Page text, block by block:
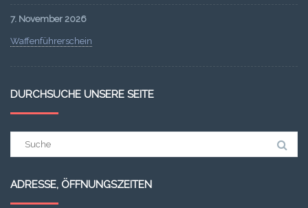
7. November 2026
Waffenführerschein
DURCHSUCHE UNSERE SEITE
Suchergebnis
ADRESSE, ÖFFNUNGSZEITEN